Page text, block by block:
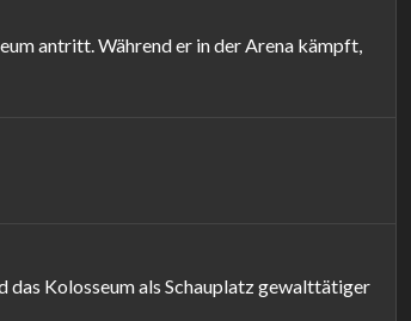
antritt. Während er in der Arena kämpft,
das Kolosseum als Schauplatz gewalttätiger